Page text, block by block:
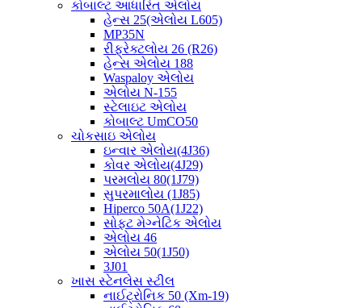
કોબાલ્ટ આધારિત એલોય
હેન્સ 25(એલોય L605)
MP35N
રીફ્રેક્ટલોય 26 (R26)
હેન્સ એલોય 188
Waspaloy એલોય
એલોય N-155
સ્ટેલાઇટ એલોય
કોબાલ્ટ UmCO50
ચોકસાઇ એલોય
ઇન્વાર એલોય(4J36)
કોવર એલોય(4J29)
પરમલોય 80(1J79)
સુપરમાલોય (1J85)
Hiperco 50A(1J22)
સોફ્ટ મેગ્નેટિક એલોય
એલોય 46
એલોય 50(1J50)
3J01
ખાસ સ્ટેનલેસ સ્ટીલ
નાઈટ્રોનિક 50 (Xm-19)